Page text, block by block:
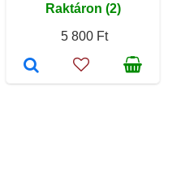
Raktáron (2)
5 800 Ft